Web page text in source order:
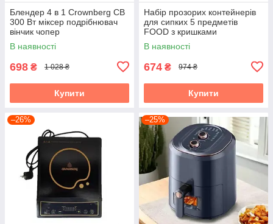
Блендер 4 в 1 Crownberg CB
300 Вт міксер подрібнювач
вінчик чопер
В наявності
698 ₴ 1 028 ₴
Купити
Набір прозорих контейнерів
для сипких 5 предметів
FOOD з кришками
В наявності
674 ₴ 974 ₴
Купити
–26% –25%